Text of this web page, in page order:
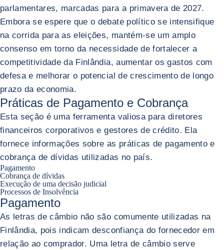
parlamentares, marcadas para a primavera de 2027.
Embora se espere que o debate político se intensifique
na corrida para as eleições, mantém-se um amplo
consenso em torno da necessidade de fortalecer a
competitividade da Finlândia, aumentar os gastos com
defesa e melhorar o potencial de crescimento de longo
prazo da economia.
Práticas de Pagamento e Cobrança
Esta seção é uma ferramenta valiosa para diretores
financeiros corporativos e gestores de crédito. Ela
fornece informações sobre as práticas de pagamento e
cobrança de dívidas utilizadas no país.
Pagamento
Cobrança de dívidas
Execução de uma decisão judicial
Processos de Insolvência
Pagamento
As letras de câmbio não são comumente utilizadas na
Finlândia, pois indicam desconfiança do fornecedor em
relação ao comprador. Uma letra de câmbio serve